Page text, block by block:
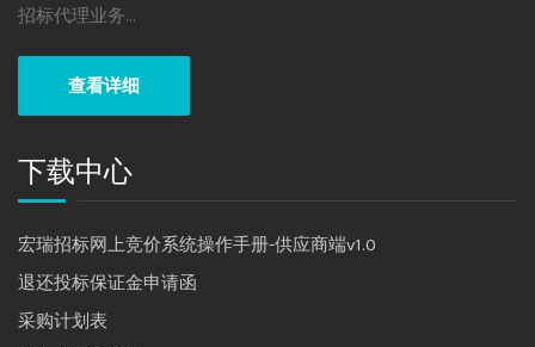
招标代理业务...
查看详细
下载中心
宏瑞招标网上竞价系统操作手册-供应商端v1.0
退还投标保证金申请函
采购计划表